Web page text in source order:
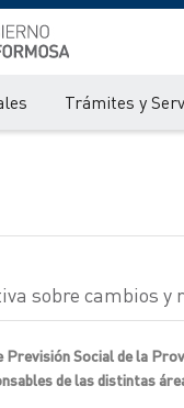
Trámites y
sobre cambios y
Previsión Social de la
de las distintas